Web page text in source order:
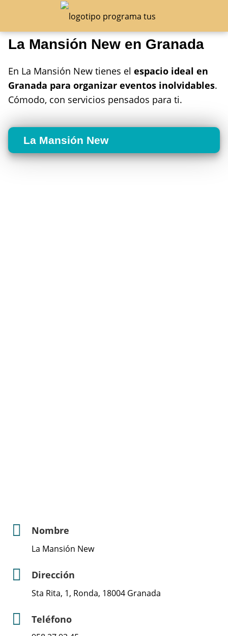
La Mansión New en Granada
En La Mansión New tienes el espacio ideal en
Granada para organizar eventos inolvidables.
Cómodo, con servicios pensados para ti.
La Mansión New
Nombre
La Mansión New
Dirección
Sta Rita, 1, Ronda, 18004 Granada
Teléfono